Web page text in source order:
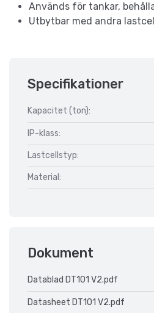
Används för tankar,
Utbytbar med andra
Specifikationer
Kapacitet (ton):
IP-klass:
Lastcellstyp:
Material:
Dokument
Datablad DT101 V2.pdf
Datasheet DT101 V2.pdf